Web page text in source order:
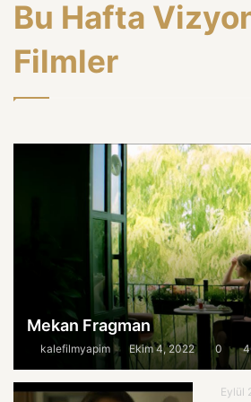
Bu Hafta
Filmler
Mekan Fragman
kalefilmyapim Ekim 4, 2022 0
Eylül